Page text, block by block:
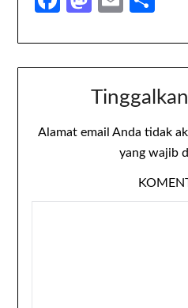
Alamat email Anda tidak
yang wajib